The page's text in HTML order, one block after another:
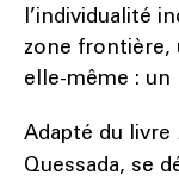
l’individualité
zone frontière,
elle-même : un
Adapté du livre
Quessada, se